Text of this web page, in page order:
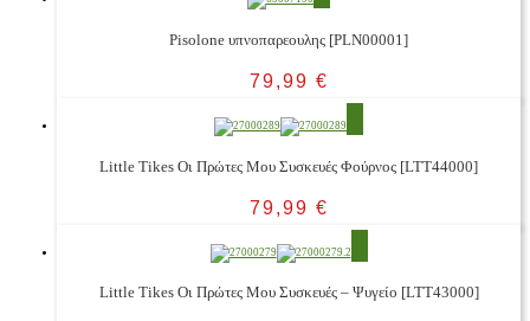
Pisolone υπνοπαρεουλης [PLN00001]
79,99 €
Little Tikes Οι Πρώτες Μου Συσκευές Φούρνος [LTT44000]
79,99 €
Little Tikes Οι Πρώτες Μου Συσκευές – Ψυγείο [LTT43000]